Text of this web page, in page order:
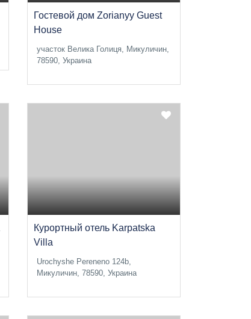
Гостевой дом Zorianyy Guest
House
участок Велика Голиця, Микуличин,
78590, Украина
Курортный отель Karpatska
Villa
Urochyshe Pereneno 124b,
Микуличин, 78590, Украина